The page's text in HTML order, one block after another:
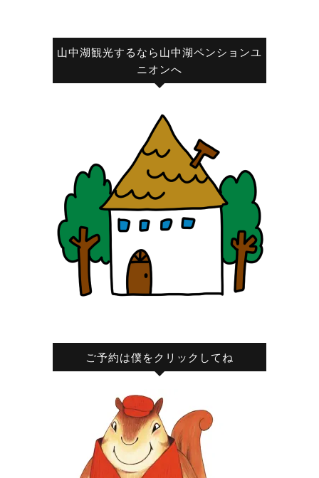
山中湖観光するなら山中湖ペンションユ
ニオンへ
ご予約は僕をクリックしてね